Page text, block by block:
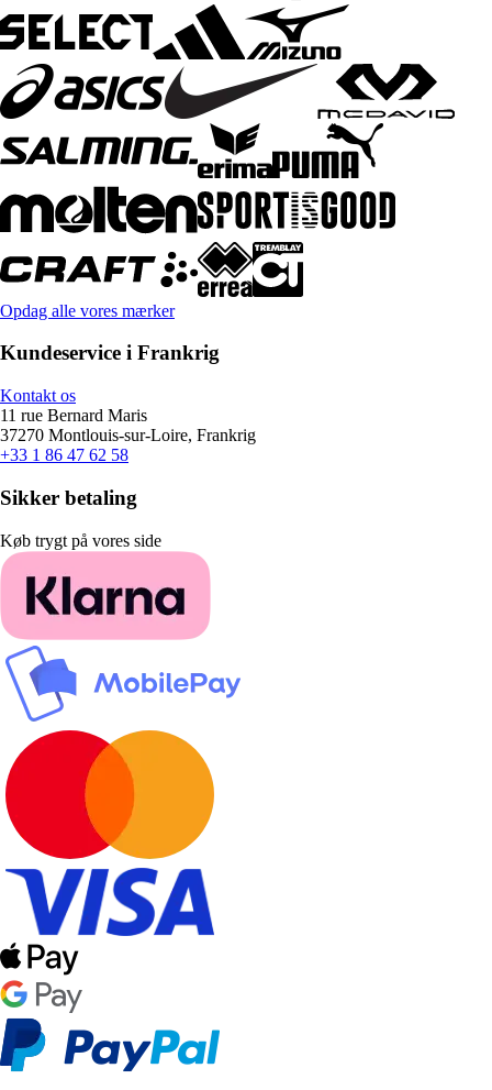
Opdag alle vores mærker
Kundeservice i Frankrig
Kontakt os
11 rue Bernard Maris
37270 Montlouis-sur-Loire, Frankrig
+33 1 86 47 62 58
Sikker betaling
Køb trygt på vores side